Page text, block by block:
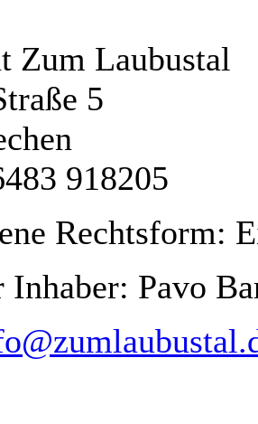
Zum Laubustal
5
918205
Rechtsform:
Pavo